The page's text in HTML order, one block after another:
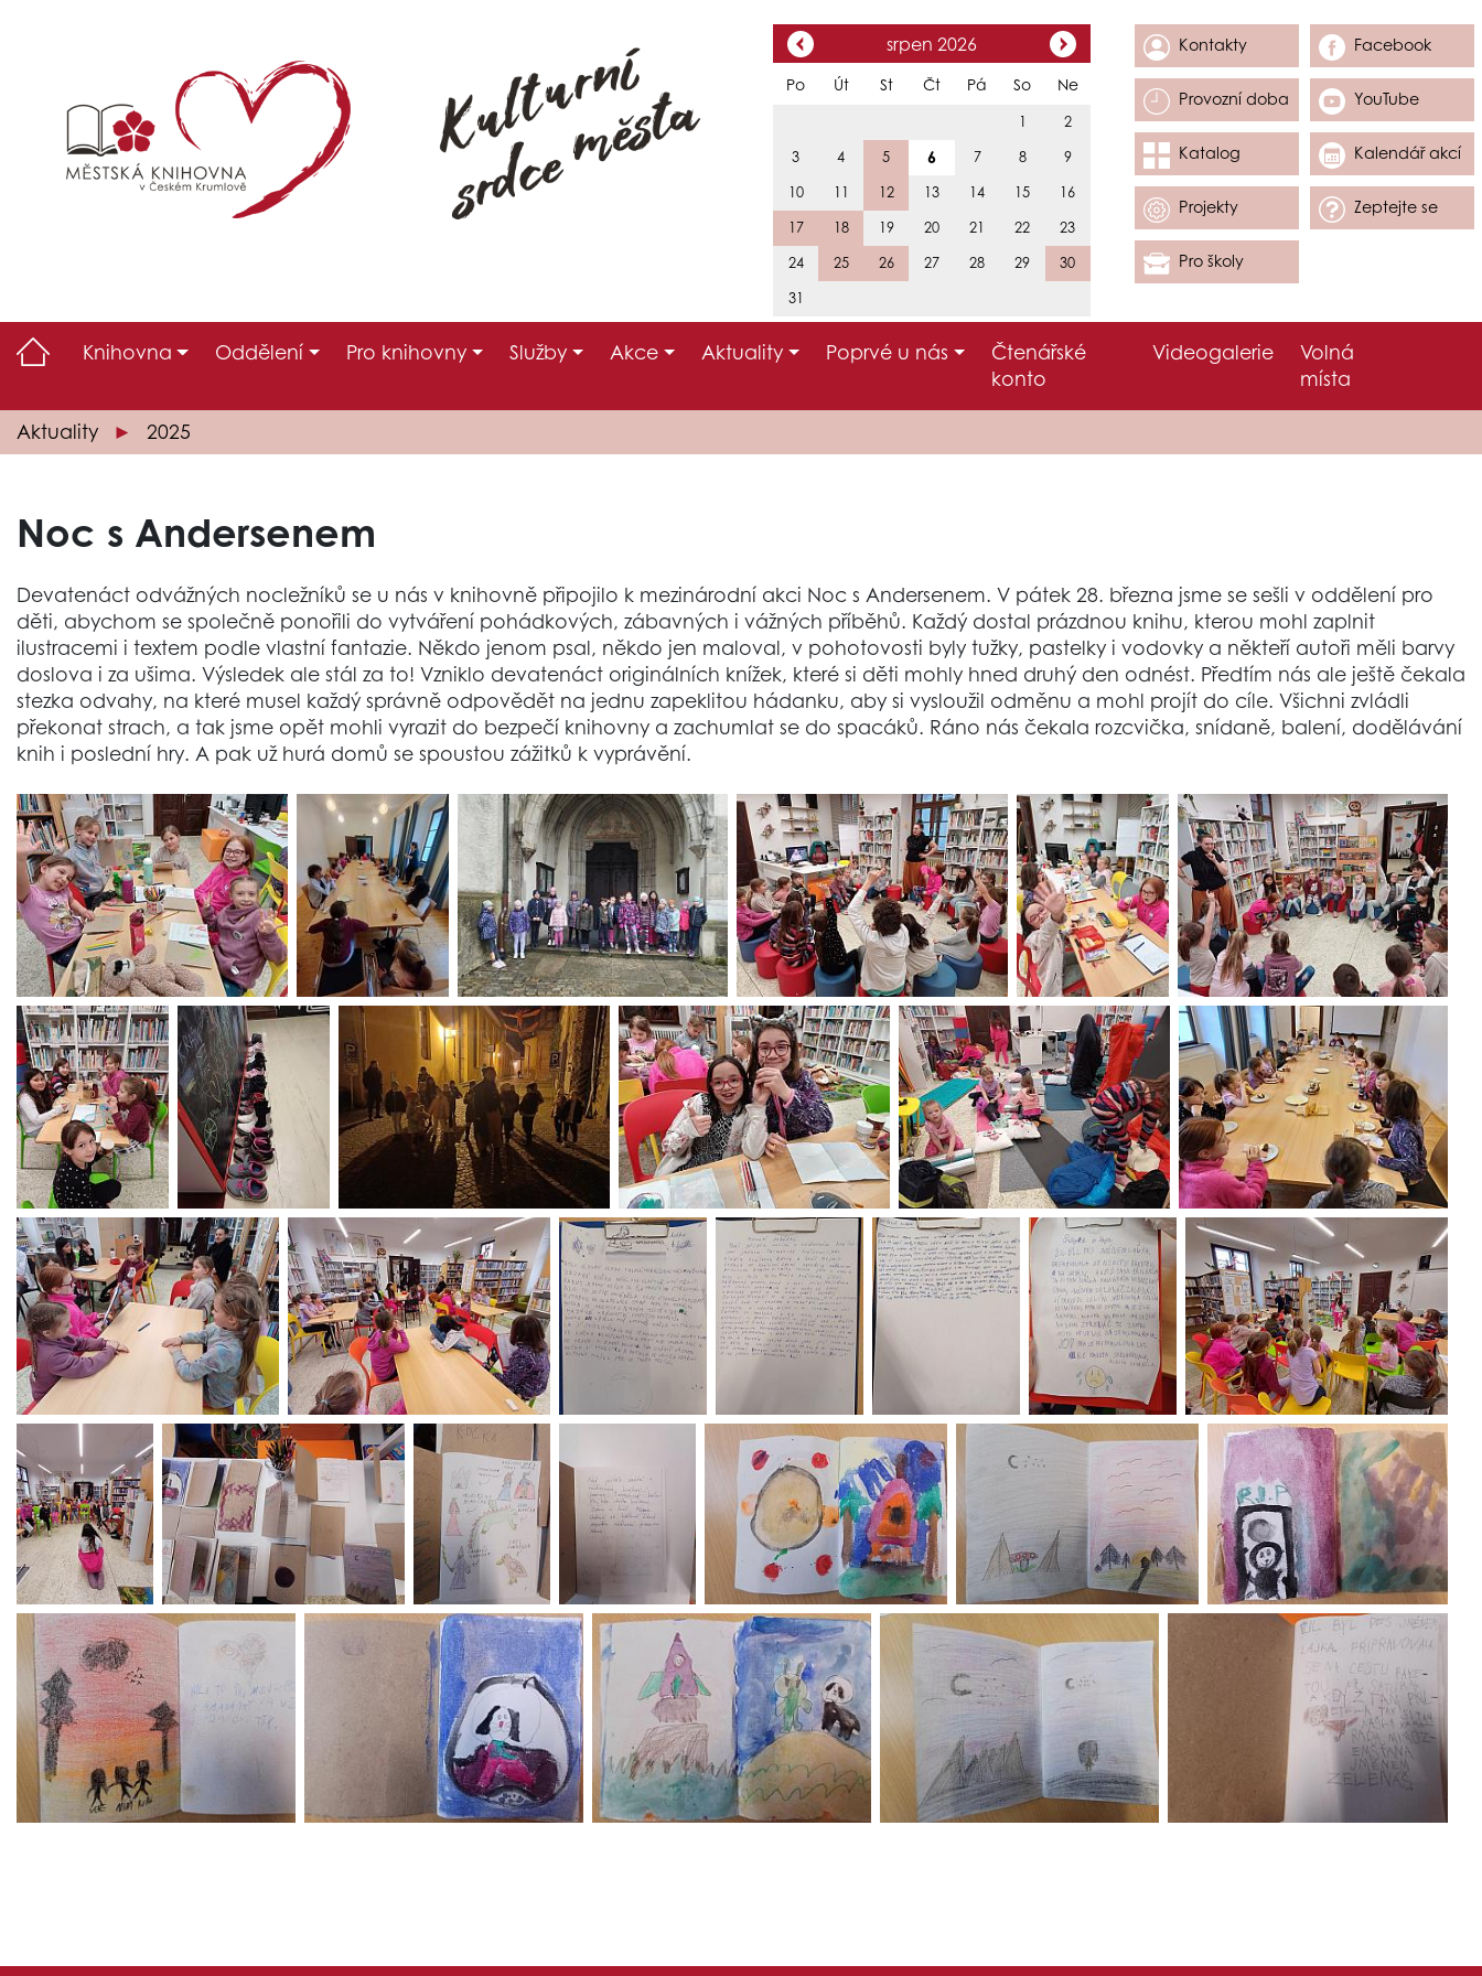
srpen 2026
Po Út St Čt Pá So Ne
1 2
3 4 5 6 7 8 9
10 11 12 13 14 15 16
17 18 19 20 21 22 23
24 25 26 27 28 29 30
31
Kontakty Facebook
Provozní doba YouTube
Katalog Kalendář akcí
Projekty Zeptejte se
Pro školy
Knihovna Oddělení Pro knihovny Služby Akce Aktuality Poprvé u nás
Čtenářské
konto
Videogalerie
Volná
místa
Aktuality 2025
Noc s Andersenem
Devatenáct odvážných nocležníků se u nás v knihovně připojilo k mezinárodní akci Noc s Andersenem. V pátek 28. března jsme se sešli v oddělení pro
děti, abychom se společně ponořili do vytváření pohádkových, zábavných i vážných příběhů. Každý dostal prázdnou knihu, kterou mohl zaplnit
ilustracemi i textem podle vlastní fantazie. Někdo jenom psal, někdo jen maloval, v pohotovosti byly tužky, pastelky i vodovky a někteří autoři měli barvy
doslova i za ušima. Výsledek ale stál za to! Vzniklo devatenáct originálních knížek, které si děti mohly hned druhý den odnést. Předtím nás ale ještě čekala
stezka odvahy, na které musel každý správně odpovědět na jednu zapeklitou hádanku, aby si vysloužil odměnu a mohl projít do cíle. Všichni zvládli
překonat strach, a tak jsme opět mohli vyrazit do bezpečí knihovny a zachumlat se do spacáků. Ráno nás čekala rozcvička, snídaně, balení, dodělávání
knih i poslední hry. A pak už hurá domů se spoustou zážitků k vyprávění.